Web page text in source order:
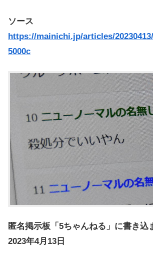
ソース
https://mainichi.jp/articles/
5000c
匿名掲示板「5ちゃんねる」に書き込
2023年4月13日